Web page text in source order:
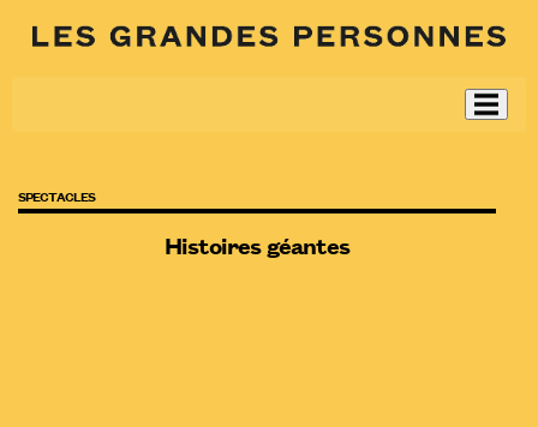
SPECTACLES
Histoires géantes